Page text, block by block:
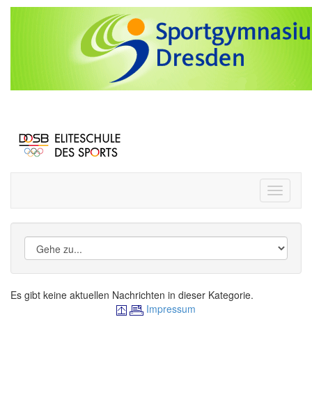
Toggle
Es gibt keine aktuellen Nachrichten in dieser Kategorie.
Impressum